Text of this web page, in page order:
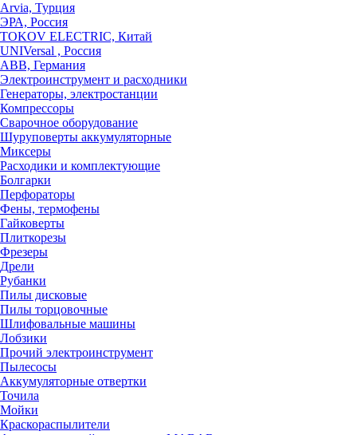
Arvia, Турция
ЭРА, Россия
TOKOV ELECTRIC, Китай
UNIVersal , Россия
ABB, Германия
Электроинструмент и расходники
Генераторы, электростанции
Компрессоры
Сварочное оборудование
Шуруповерты аккумуляторные
Миксеры
Расходики и комплектующие
Болгарки
Перфораторы
Фены, термофены
Гайковерты
Плиткорезы
Фрезеры
Дрели
Рубанки
Пилы дисковые
Пилы торцовочные
Шлифовальные машины
Лобзики
Прочий электроинструмент
Пылесосы
Аккумуляторные отвертки
Точила
Мойки
Краскораспылители